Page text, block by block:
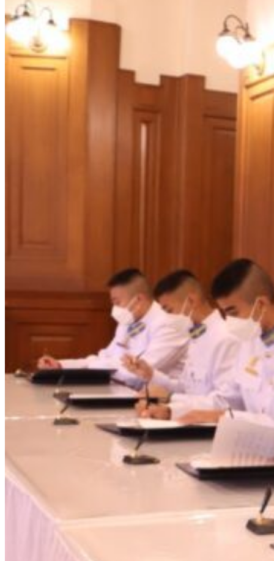
E-Learning
การเรียนการสอนทางไกล
LMS บทเรียนออนไลน์
สิ่งอำนวยความสะดวก
การบริการ
รายงานการประเมินสถานศึกษา
แผนปฏิบัติการปีงบประมาณ 2568